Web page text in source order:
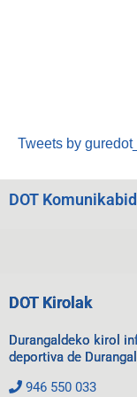
Tweets by
DOT
DOT Kirolak
Durangaldeko kirol
deportiva de
946 550 033